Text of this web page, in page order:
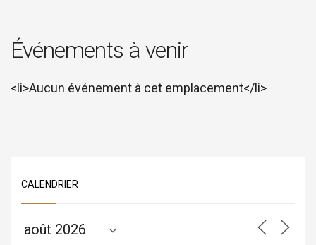
Événements à venir
<li>Aucun événement à cet emplacement</li>
CALENDRIER